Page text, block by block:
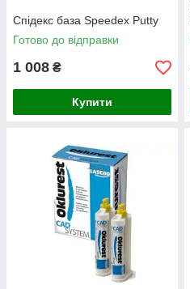
Спідекс база Speedex Putty
Готово до відправки
1 008 ₴
Купити